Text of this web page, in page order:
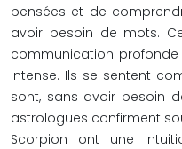
pensées et de
avoir besoin de mots.
communication
intense. Ils se sentent
sont, sans avoir besoin
astrologues confirment
Scorpion ont une